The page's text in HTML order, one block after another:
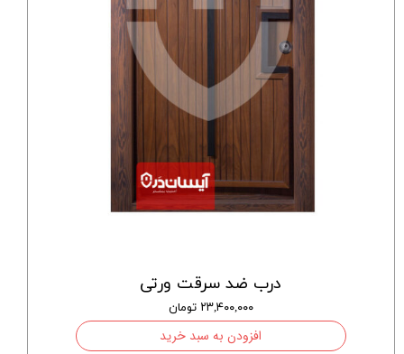
درب ضد سرقت ورتی
۲۳,۴۰۰,۰۰۰ تومان
افزودن به سبد خرید